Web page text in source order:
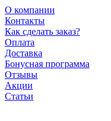
О компании
Контакты
Как сделать заказ?
Оплата
Доставка
Бонусная программа
Отзывы
Акции
Статьи